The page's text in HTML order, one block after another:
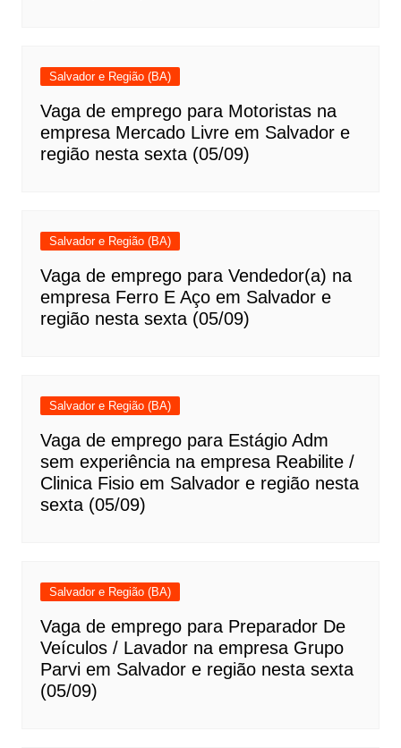
Salvador e Região (BA)
Vaga de emprego para Motoristas na
empresa Mercado Livre em Salvador e
região nesta sexta (05/09)
Salvador e Região (BA)
Vaga de emprego para Vendedor(a) na
empresa Ferro E Aço em Salvador e
região nesta sexta (05/09)
Salvador e Região (BA)
Vaga de emprego para Estágio Adm
sem experiência na empresa Reabilite /
Clinica Fisio em Salvador e região nesta
sexta (05/09)
Salvador e Região (BA)
Vaga de emprego para Preparador De
Veículos / Lavador na empresa Grupo
Parvi em Salvador e região nesta sexta
(05/09)